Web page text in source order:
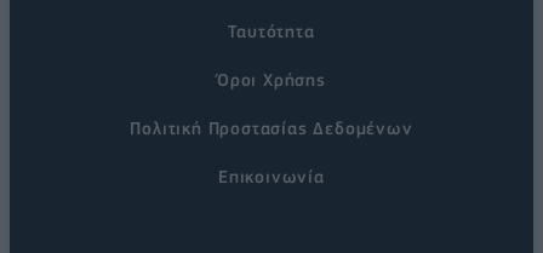
Ταυτότητα
Όροι Χρήσης
Πολιτική Προστασίας Δεδομένων
Επικοινωνία